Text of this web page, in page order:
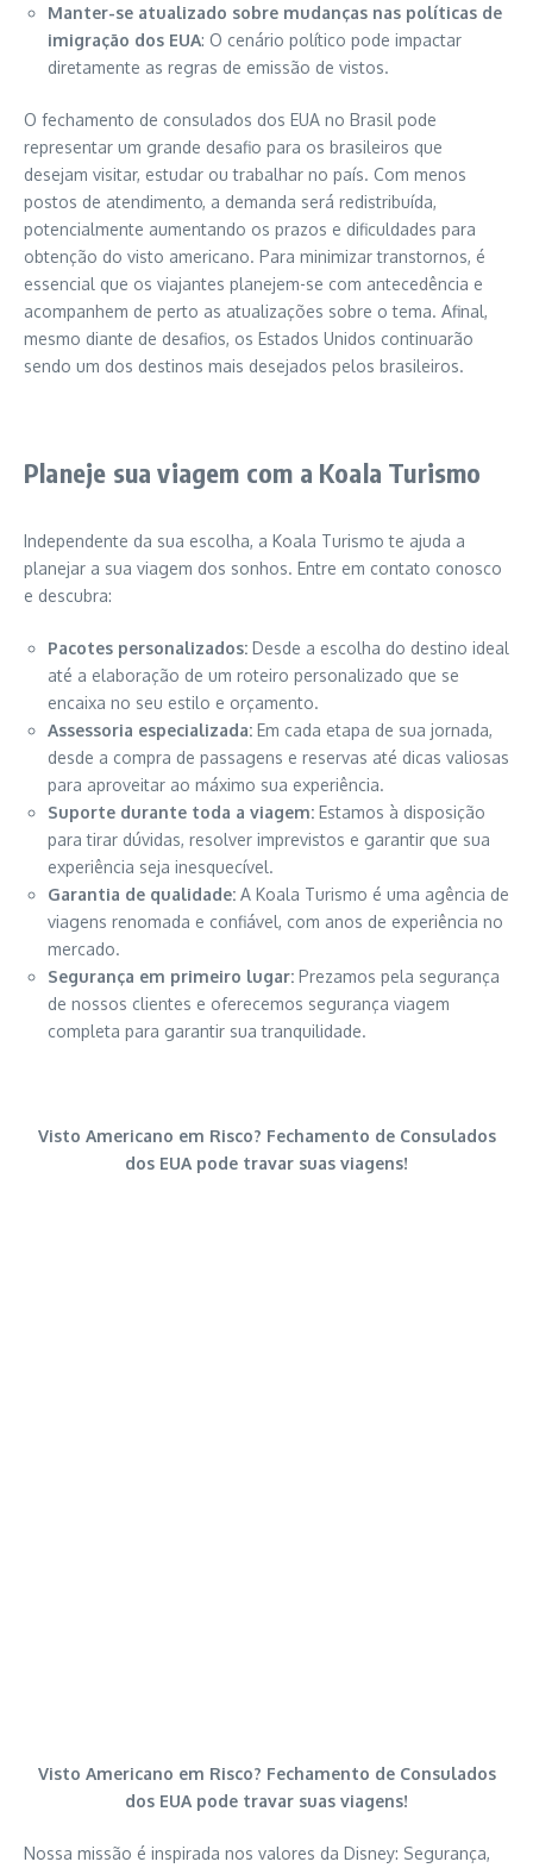
Manter-se atualizado sobre mudanças nas políticas de
imigração dos EUA: O cenário político pode impactar
diretamente as regras de emissão de vistos.
O fechamento de consulados dos EUA no Brasil pode
representar um grande desafio para os brasileiros que
desejam visitar, estudar ou trabalhar no país. Com menos
postos de atendimento, a demanda será redistribuída,
potencialmente aumentando os prazos e dificuldades para
obtenção do visto americano. Para minimizar transtornos, é
essencial que os viajantes planejem-se com antecedência e
acompanhem de perto as atualizações sobre o tema. Afinal,
mesmo diante de desafios, os Estados Unidos continuarão
sendo um dos destinos mais desejados pelos brasileiros.
Planeje sua viagem com a Koala Turismo
Independente da sua escolha, a Koala Turismo te ajuda a
planejar a sua viagem dos sonhos. Entre em contato conosco
e descubra:
Pacotes personalizados: Desde a escolha do destino ideal
até a elaboração de um roteiro personalizado que se
encaixa no seu estilo e orçamento.
Assessoria especializada: Em cada etapa de sua jornada,
desde a compra de passagens e reservas até dicas valiosas
para aproveitar ao máximo sua experiência.
Suporte durante toda a viagem: Estamos à disposição
para tirar dúvidas, resolver imprevistos e garantir que sua
experiência seja inesquecível.
Garantia de qualidade: A Koala Turismo é uma agência de
viagens renomada e confiável, com anos de experiência no
mercado.
Segurança em primeiro lugar: Prezamos pela segurança
de nossos clientes e oferecemos segurança viagem
completa para garantir sua tranquilidade.
Visto Americano em Risco? Fechamento de Consulados
dos EUA pode travar suas viagens!
Visto Americano em Risco? Fechamento de Consulados
dos EUA pode travar suas viagens!
Nossa missão é inspirada nos valores da Disney: Segurança,